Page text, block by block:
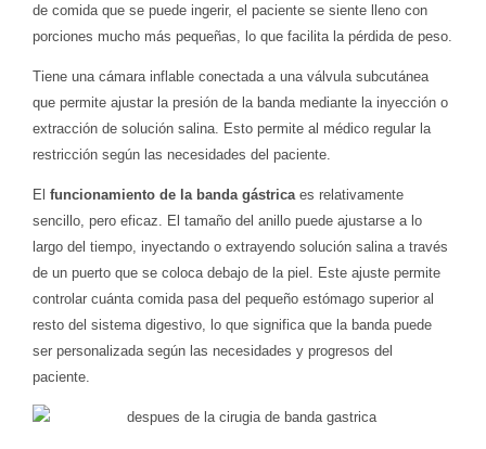
de comida que se puede ingerir, el paciente se siente lleno con
porciones mucho más pequeñas, lo que facilita la pérdida de peso.
Tiene una cámara inflable conectada a una válvula subcutánea
que permite ajustar la presión de la banda mediante la inyección o
extracción de solución salina. Esto permite al médico regular la
restricción según las necesidades del paciente.
El funcionamiento de la banda gástricaes relativamente
sencillo, pero eficaz. El tamaño del anillo puede ajustarse a lo
largo del tiempo, inyectando o extrayendo solución salina a través
de un puerto que se coloca debajo de la piel. Este ajuste permite
controlar cuánta comida pasa del pequeño estómago superior al
resto del sistema digestivo, lo que significa que la banda puede
ser personalizada según las necesidades y progresos del
paciente.